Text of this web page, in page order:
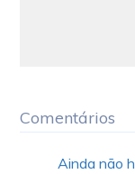
Comentários
Ainda não